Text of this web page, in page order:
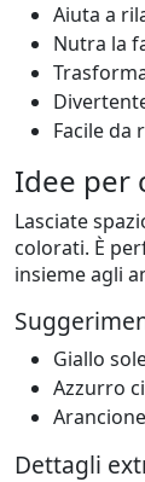
Aiuta a
Nutra la
Facile
Idee per
Lasciate
colorati. È
insieme agli
Giallo
Azzurro
Dettagli